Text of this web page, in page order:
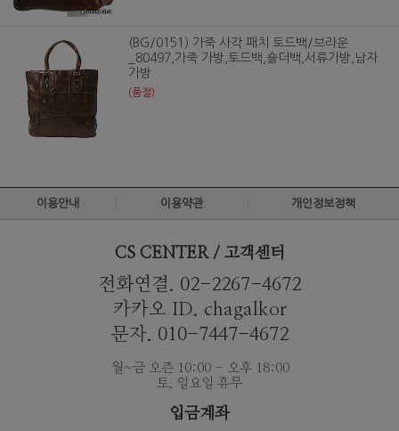
(BG/0151) 가죽 사각 패치 토드백/브라운
_80497,가죽 가방,토드백,숄더백,서류가방,남자
가방
(품절)
이용안내 이용약관 개인정보정책
CS CENTER / 고객센터
전화연결. 02-2267-4672
카카오 ID. chagalkor
문자. 010-7447-4672
월~금 오즌 10:00 - 오후 18:00
토, 일요일 휴무
입금계좌